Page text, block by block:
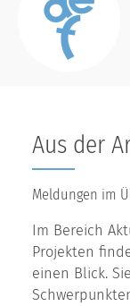
Aus der
Meldungen im
Im Bereich
Projekten
einen Blick.